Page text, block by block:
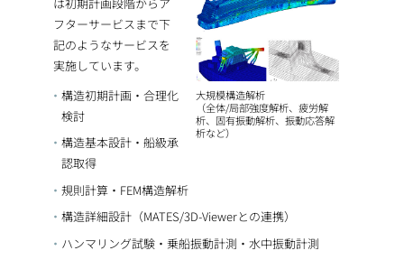
大規模構造解析
（全体/局部強度解析、疲労解
析、固有振動解析、振動応答解
析など）
フターサービスまで下
記のようなサービスを
実施しています。
構造初期計画・合理化
検討
構造基本設計・船級承
認取得
規則計算・FEM構造解析
構造詳細設計（MATES/3D-Viewerとの連携）
ハンマリング試験・乗船振動計測・水中振動計測